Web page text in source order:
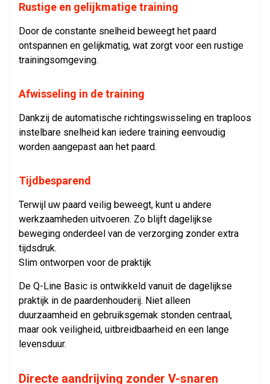
Rustige en gelijkmatige training
Door de constante snelheid beweegt het paard
ontspannen en gelijkmatig, wat zorgt voor een rustige
trainingsomgeving.
Afwisseling in de training
Dankzij de automatische richtingswisseling en traploos
instelbare snelheid kan iedere training eenvoudig
worden aangepast aan het paard.
Tijdbesparend
Terwijl uw paard veilig beweegt, kunt u andere
werkzaamheden uitvoeren. Zo blijft dagelijkse
beweging onderdeel van de verzorging zonder extra
tijdsdruk.
Slim ontworpen voor de praktijk
De Q-Line Basic is ontwikkeld vanuit de dagelijkse
praktijk in de paardenhouderij. Niet alleen
duurzaamheid en gebruiksgemak stonden centraal,
maar ook veiligheid, uitbreidbaarheid en een lange
levensduur.
Directe aandrijving zonder V-snaren